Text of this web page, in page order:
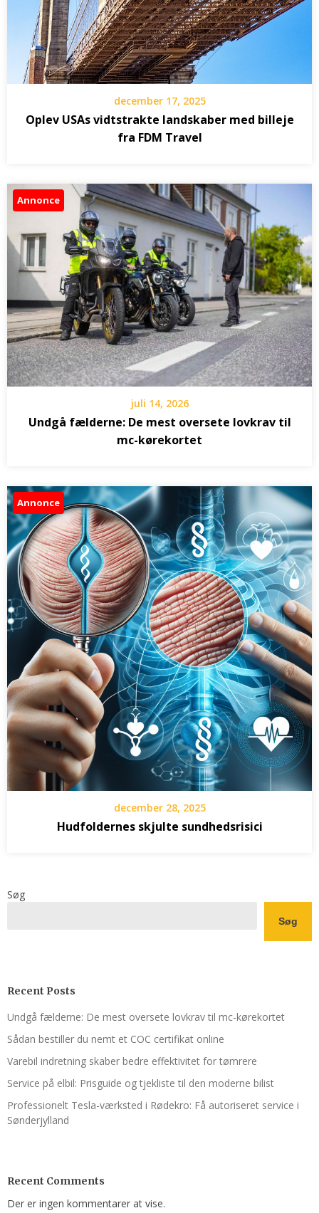
december 17, 2025
Oplev USAs vidtstrakte landskaber med billeje
fra FDM Travel
Annonce
juli 14, 2026
Undgå fælderne: De mest oversete lovkrav til
mc-kørekortet
Annonce
december 28, 2025
Hudfoldernes skjulte sundhedsrisici
Søg
Søg
Recent Posts
Undgå fælderne: De mest oversete lovkrav til mc-kørekortet
Sådan bestiller du nemt et COC certifikat online
Varebil indretning skaber bedre effektivitet for tømrere
Service på elbil: Prisguide og tjekliste til den moderne bilist
Professionelt Tesla-værksted i Rødekro: Få autoriseret service i
Sønderjylland
Recent Comments
Der er ingen kommentarer at vise.